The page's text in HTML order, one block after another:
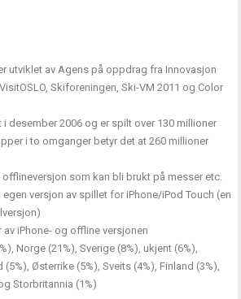
utviklet av Agens på oppdrag fra Innovasjon
Skiforeningen, Ski-VM 2011 og Color
i desember 2006 og er spilt over 130 millioner
i to omganger betyr det at 260 millioner
som kan bli brukt på messer etc.
versjon av spillet for iPhone/iPod Touch (en
iPhone- og offline versjonen
Norge (21%), Sverige (8%), ukjent (6%),
Østerrike (5%), Sveits (4%), Finland (3%),
Storbritannia (1%)